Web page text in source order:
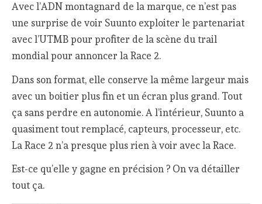
Avec l’ADN montagnard de la marque, ce n’est pas
une surprise de voir Suunto exploiter le partenariat
avec l’UTMB pour profiter de la scène du trail
mondial pour annoncer la Race 2.
Dans son format, elle conserve la même largeur mais
avec un boitier plus fin et un écran plus grand. Tout
ça sans perdre en autonomie. A l’intérieur, Suunto a
quasiment tout remplacé, capteurs, processeur, etc.
La Race 2 n’a presque plus rien à voir avec la Race.
Est-ce qu’elle y gagne en précision ? On va détailler
tout ça.